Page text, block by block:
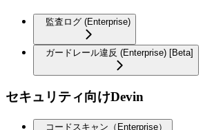
監査ログ (Enterprise)
ガードレール違反 (Enterprise) [Beta]
セキュリティ向けDevin
コードスキャン（Enterprise）